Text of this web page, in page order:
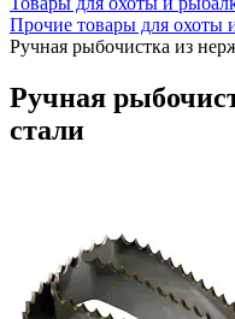
Прочие товары для охоты
Ручная рыбочистка из
Ручная
стали